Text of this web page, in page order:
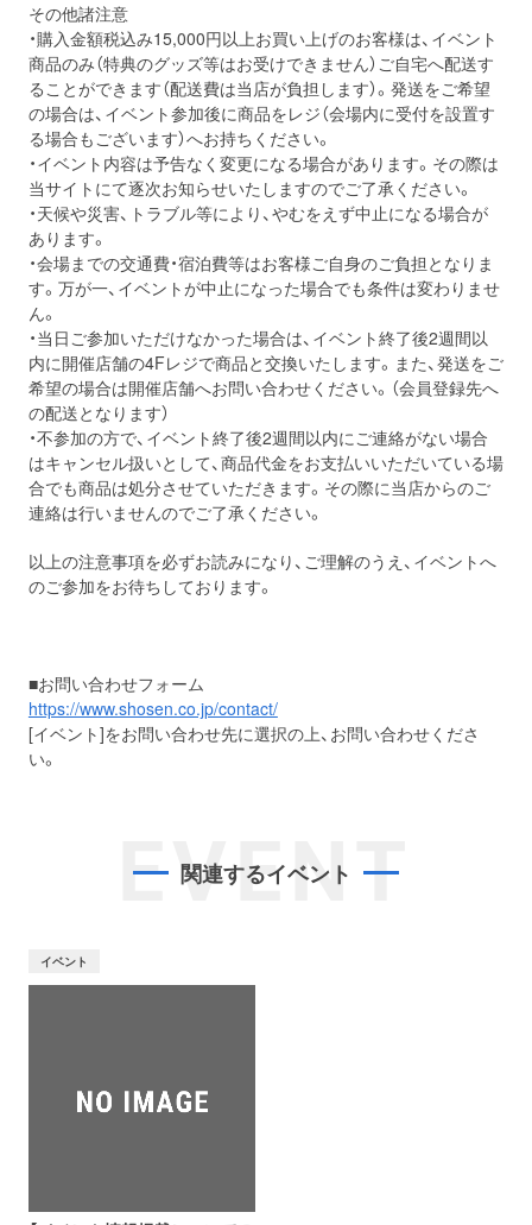
その他諸注意
・購入金額税込み15,000円以上お買い上げのお客様は、イベント
商品のみ（特典のグッズ等はお受けできません）ご自宅へ配送す
ることができます（配送費は当店が負担します）。発送をご希望
の場合は、イベント参加後に商品をレジ（会場内に受付を設置す
る場合もございます）へお持ちください。
・イベント内容は予告なく変更になる場合があります。その際は
当サイトにて逐次お知らせいたしますのでご了承ください。
・天候や災害、トラブル等により、やむをえず中止になる場合が
あります。
・会場までの交通費・宿泊費等はお客様ご自身のご負担となりま
す。万が一、イベントが中止になった場合でも条件は変わりませ
ん。
・当日ご参加いただけなかった場合は、イベント終了後2週間以
内に開催店舗の4Fレジで商品と交換いたします。また、発送をご
希望の場合は開催店舗へお問い合わせください。（会員登録先へ
の配送となります）
・不参加の方で、イベント終了後2週間以内にご連絡がない場合
はキャンセル扱いとして、商品代金をお支払いいただいている場
合でも商品は処分させていただきます。その際に当店からのご
連絡は行いませんのでご了承ください。
以上の注意事項を必ずお読みになり、ご理解のうえ、イベントへ
のご参加をお待ちしております。
■お問い合わせフォーム
https://www.shosen.co.jp/contact/
[イベント]をお問い合わせ先に選択の上、お問い合わせくださ
い。
EVENT
関連するイベント
イベント